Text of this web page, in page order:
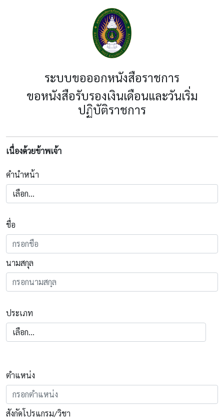
ระบบขอออกหนังสือราชการ
ขอหนังสือรับรองเงินเดือนและวันเริ่ม
ปฏิบัติราชการ
เนื่องด้วยข้าพเจ้า
คำนำหน้า
ชื่อ
นามสกุล
ประเภท
ตำแหน่ง
สังกัดโปรแกรม/วิชา